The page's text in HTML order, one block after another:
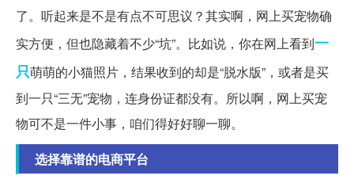
了。听起来是不是有点不可思议？其实啊，网上买宠物确
实方便，但也隐藏着不少“坑”。比如说，你在网上看到一
只萌萌的小猫照片，结果收到的却是“脱水版”，或者是买
到一只“三无”宠物，连身份证都没有。所以啊，网上买宠
物可不是一件小事，咱们得好好聊一聊。
选择靠谱的电商平台